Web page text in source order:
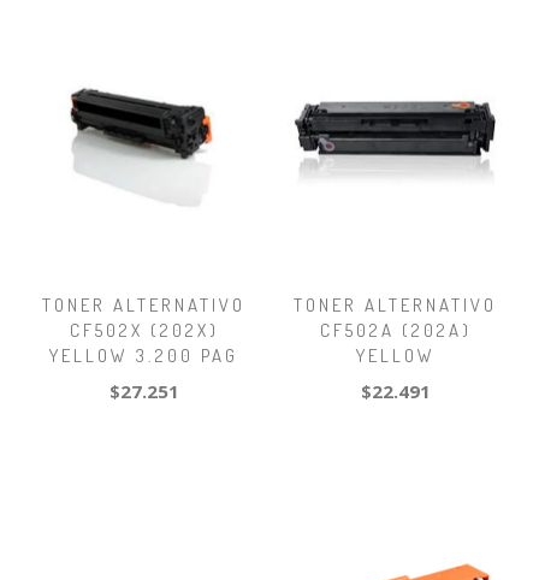
TONER ALTERNATIVO
CF502X (202X)
YELLOW 3.200 PAG
$27.251
TONER ALTERNATIVO
CF502A (202A)
YELLOW
$22.491